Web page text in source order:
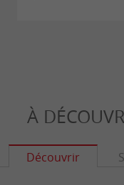
À
Découvrir